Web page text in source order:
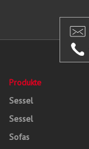
Produkte
Sessel
Sessel
Sofas